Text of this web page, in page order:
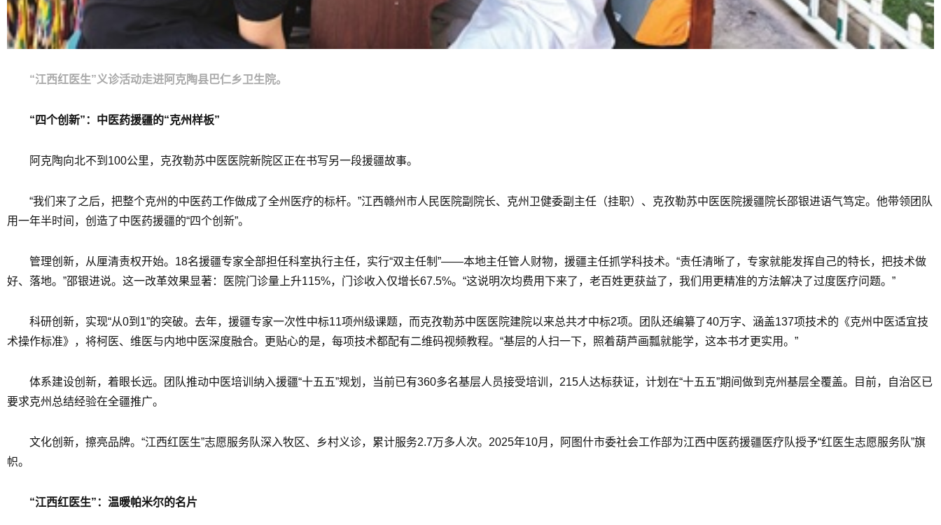
“江西红医生”义诊活动走进阿克陶县巴仁乡卫生院。
“四个创新”：中医药援疆的“克州样板”
阿克陶向北不到100公里，克孜勒苏中医医院新院区正在书写另一段援疆故事。
“我们来了之后，把整个克州的中医药工作做成了全州医疗的标杆。”江西赣州市人民医院副院长、克州卫健委副主任（挂职）、克孜勒苏中医医院援疆院长邵银进语气笃定。他带领团队
用一年半时间，创造了中医药援疆的“四个创新”。
管理创新，从厘清责权开始。18名援疆专家全部担任科室执行主任，实行“双主任制”——本地主任管人财物，援疆主任抓学科技术。“责任清晰了，专家就能发挥自己的特长，把技术做
好、落地。”邵银进说。这一改革效果显著：医院门诊量上升115%，门诊收入仅增长67.5%。“这说明次均费用下来了，老百姓更获益了，我们用更精准的方法解决了过度医疗问题。”
科研创新，实现“从0到1”的突破。去年，援疆专家一次性中标11项州级课题，而克孜勒苏中医医院建院以来总共才中标2项。团队还编纂了40万字、涵盖137项技术的《克州中医适宜技
术操作标准》，将柯医、维医与内地中医深度融合。更贴心的是，每项技术都配有二维码视频教程。“基层的人扫一下，照着葫芦画瓢就能学，这本书才更实用。”
体系建设创新，着眼长远。团队推动中医培训纳入援疆“十五五”规划，当前已有360多名基层人员接受培训，215人达标获证，计划在“十五五”期间做到克州基层全覆盖。目前，自治区已
要求克州总结经验在全疆推广。
文化创新，擦亮品牌。“江西红医生”志愿服务队深入牧区、乡村义诊，累计服务2.7万多人次。2025年10月，阿图什市委社会工作部为江西中医药援疆医疗队授予“红医生志愿服务队”旗
帜。
“江西红医生”：温暖帕米尔的名片